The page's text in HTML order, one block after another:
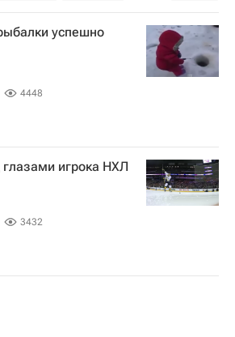
Владимир Путин
Россия успешно
4448
игрока НХЛ
3432